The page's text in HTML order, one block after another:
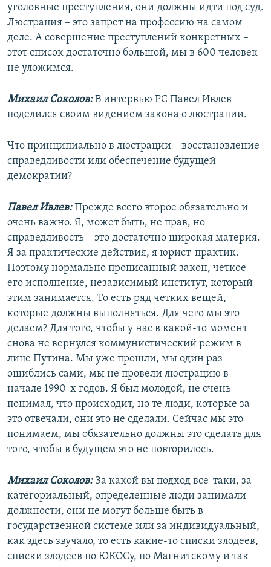
уголовные преступления, они должны идти под суд.
Люстрация – это запрет на профессию на самом
деле. А совершение преступлений конкретных –
этот список достаточно большой, мы в 600 человек
не уложимся.
Михаил Соколов:В интервью РС Павел Ивлев
поделился своим видением закона о люстрации.
Что принципиально в люстрации – восстановление
справедливости или обеспечение будущей
демократии?
Павел Ивлев:Прежде всего второе обязательно и
очень важно. Я, может быть, не прав, но
справедливость – это достаточно широкая материя.
Я за практические действия, я юрист-практик.
Поэтому нормально прописанный закон, четкое
его исполнение, независимый институт, который
этим занимается. То есть ряд четких вещей,
которые должны выполняться. Для чего мы это
делаем? Для того, чтобы у нас в какой-то момент
снова не вернулся коммунистический режим в
лице Путина. Мы уже прошли, мы один раз
ошиблись сами, мы не провели люстрацию в
начале 1990-х годов. Я был молодой, не очень
понимал, что происходит, но те люди, которые за
это отвечали, они это не сделали. Сейчас мы это
понимаем, мы обязательно должны это сделать для
того, чтобы в будущем это не повторилось.
Михаил Соколов:За какой вы подход все-таки, за
категориальный, определенные люди занимали
должности, они не могут больше быть в
государственной системе или за индивидуальный,
как здесь звучало, то есть какие-то списки злодеев,
списки злодеев по ЮКОСу, по Магнитскому и так